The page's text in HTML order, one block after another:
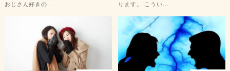
おじさん好きの...
ります。 こうい...